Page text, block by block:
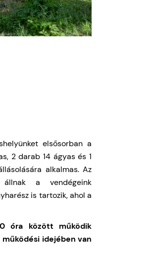
elsősorban a
2 darab 14 ágyas és 1
alkalmas. Az
állnak a vendégeink
is tartozik, ahol a
óra között működik
idejében van